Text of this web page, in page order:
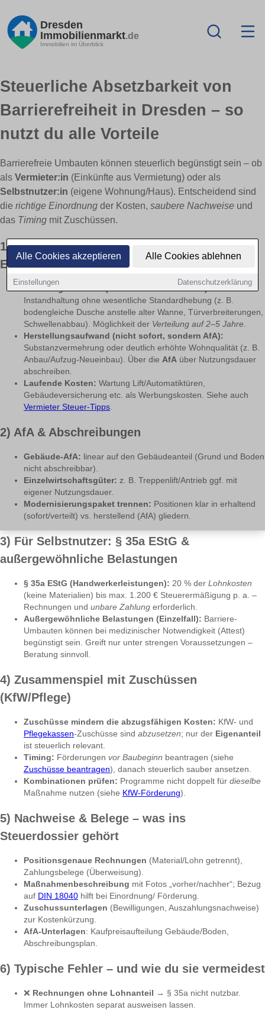
Alle Cookies akzeptieren Alle Cookies ablehnen
Einstellungen Datenschutzerklärung
Dresden
Immobilienmarkt.de
Immobilien im Überblick
Steuerliche Absetzbarkeit von
Barrierefreiheit in Dresden – so
nutzt du alle Vorteile
Barrierefreie Umbauten können steuerlich begünstigt sein – ob
als Vermieter:in (Einkünfte aus Vermietung) oder als
Selbstnutzer:in (eigene Wohnung/Haus). Entscheidend sind
die richtige Einordnung der Kosten, saubere Nachweise und
das Timing mit Zuschüssen.
1) Für Vermieter: Werbungskosten,
Erhaltungs- vs. Herstellungsaufwand
Erhaltungsaufwand (sofort/verteilt abziehbar):
Instandhaltung ohne wesentliche Standardhebung (z. B.
bodengleiche Dusche anstelle alter Wanne, Türverbreiterungen,
Schwellenabbau). Möglichkeit der Verteilung auf 2–5 Jahre.
Herstellungsaufwand (nicht sofort, sondern AfA):
Substanzvermehrung oder deutlich erhöhte Wohnqualität (z. B.
Anbau/Aufzug-Neueinbau). Über die AfA über Nutzungsdauer
abschreiben.
Laufende Kosten: Wartung Lift/Automatiktüren,
Gebäudeversicherung etc. als Werbungskosten. Siehe auch
Vermieter Steuer-Tipps.
2) AfA & Abschreibungen
Gebäude-AfA: linear auf den Gebäudeanteil (Grund und Boden
nicht abschreibbar).
Einzelwirtschaftsgüter: z. B. Treppenlift/Antrieb ggf. mit
eigener Nutzungsdauer.
Modernisierungspaket trennen: Positionen klar in erhaltend
(sofort/verteilt) vs. herstellend (AfA) gliedern.
3) Für Selbstnutzer: § 35a EStG &
außergewöhnliche Belastungen
§ 35a EStG (Handwerkerleistungen): 20 % der Lohnkosten
(keine Materialien) bis max. 1.200 € Steuerermäßigung p. a. –
Rechnungen und unbare Zahlung erforderlich.
Außergewöhnliche Belastungen (Einzelfall): Barriere-
Umbauten können bei medizinischer Notwendigkeit (Attest)
begünstigt sein. Greift nur unter strengen Voraussetzungen –
Beratung sinnvoll.
4) Zusammenspiel mit Zuschüssen
(KfW/Pflege)
Zuschüsse mindern die abzugsfähigen Kosten: KfW- und
Pflegekassen-Zuschüsse sind abzusetzen; nur der Eigenanteil
ist steuerlich relevant.
Timing: Förderungen vor Baubeginn beantragen (siehe
Zuschüsse beantragen), danach steuerlich sauber ansetzen.
Kombinationen prüfen: Programme nicht doppelt für dieselbe
Maßnahme nutzen (siehe KfW-Förderung).
5) Nachweise & Belege – was ins
Steuerdossier gehört
Positionsgenaue Rechnungen (Material/Lohn getrennt),
Zahlungsbelege (Überweisung).
Maßnahmenbeschreibung mit Fotos „vorher/nachher“; Bezug
auf DIN 18040 hilft bei Einordnung/ Förderung.
Zuschussunterlagen (Bewilligungen, Auszahlungsnachweise)
zur Kostenkürzung.
AfA-Unterlagen: Kaufpreisaufteilung Gebäude/Boden,
Abschreibungsplan.
6) Typische Fehler – und wie du sie vermeidest
❌ Rechnungen ohne Lohnanteil → § 35a nicht nutzbar.
Immer Lohnkosten separat ausweisen lassen.